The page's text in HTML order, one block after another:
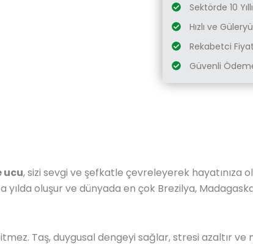
Sektörde 10
Hızlı ve
Rekabetci
Güvenli
ucu, sizi sevgi ve şefkatle çevreleyerek hayatınıza
oluşur ve dünyada en çok Brezilya,
Taş, duygusal dengeyi sağlar, stresi azaltır